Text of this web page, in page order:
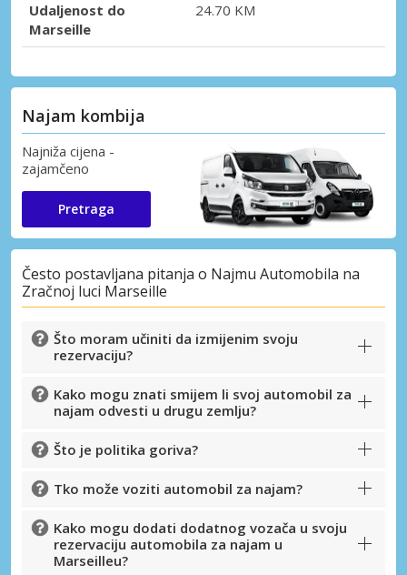
Udaljenost do
Marseille
24.70 KM
Najam kombija
Najniža cijena -
zajamčeno
Pretraga
Često postavljana pitanja o Najmu Automobila na
Zračnoj luci Marseille
Što moram učiniti da izmijenim svoju
rezervaciju?
Kako mogu znati smijem li svoj automobil za
najam odvesti u drugu zemlju?
Što je politika goriva?
Tko može voziti automobil za najam?
Kako mogu dodati dodatnog vozača u svoju
rezervaciju automobila za najam u
Marseilleu?
Pristupite ekskluzivnim ponudama naših
dobavljača
Prijava putem eLinka